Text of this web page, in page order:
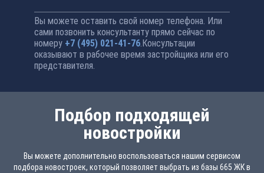
Вы можете оставить свой номер телефона. Или
сами позвонить консультанту прямо сейчас по
номеру +7 (495) 021-41-76.Консультации
оказывают в рабочее время застройщика или его
представителя.
Подбор подходящей
новостройки
Вы можете дополнительно воспользоваться нашим сервисом
подбора новостроек, который позволяет выбрать из базы 665 ЖК в